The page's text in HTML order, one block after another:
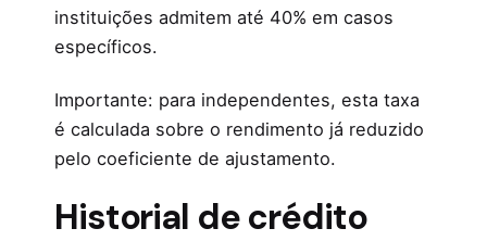
instituições admitem até 40% em casos
específicos.
Importante: para independentes, esta taxa
é calculada sobre o rendimento já reduzido
pelo coeficiente de ajustamento.
Historial de crédito